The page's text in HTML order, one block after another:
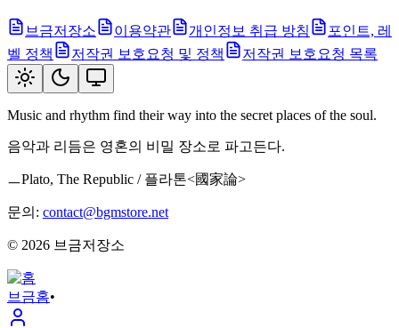
브금저장소 이용약관 개인정보 취급 방침
포인트, 레
벨 정책
저작권 보호요청 및 정책 저작권 보호요청 목록
Music and rhythm find their way into the secret places of the soul.
음악과 리듬은 영혼의 비밀 장소로 파고든다.
ㅡPlato, The Republic / 플라톤<國家論>
문의: contact@bgmstore.net
© 2026 브금저장소
브금홈•